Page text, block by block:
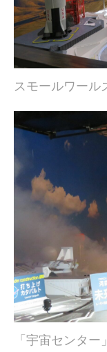
スモールワール
「宇宙センタ